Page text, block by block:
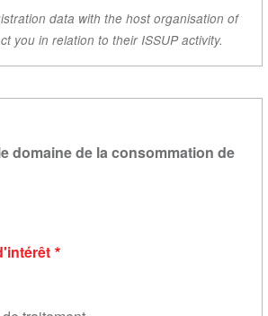
data with the host organisation of
you in relation to their ISSUP activity.
domaine de la consommation de